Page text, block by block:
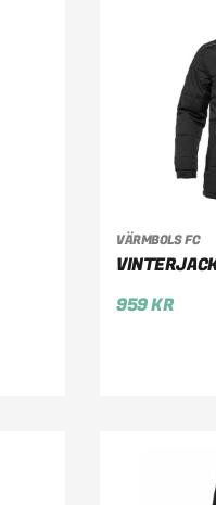
VÄRMBOLS FC
959KR
VÄLJ